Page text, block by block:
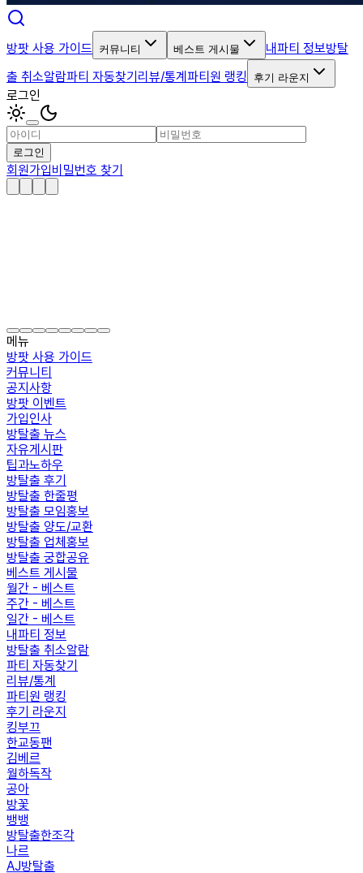
방팟 사용 가이드 커뮤니티 베스트 게시물 내파티 정보방탈
출 취소알람파티 자동찾기리뷰/통계파티원 랭킹 후기 라운지
로그인
로그인
회원가입비밀번호 찾기
메뉴
방팟 사용 가이드
커뮤니티
공지사항
방팟 이벤트
가입인사
방탈출 뉴스
자유게시판
팁과노하우
방탈출 후기
방탈출 한줄평
방탈출 모임홍보
방탈출 양도/교환
방탈출 업체홍보
방탈출 궁합공유
베스트 게시물
월간 - 베스트
주간 - 베스트
일간 - 베스트
내파티 정보
방탈출 취소알람
파티 자동찾기
리뷰/통계
파티원 랭킹
후기 라운지
킹부끄
한교동팬
김베르
월하독작
공아
방꽃
뱅뱅
방탈출한조각
나르
AJ방탈출